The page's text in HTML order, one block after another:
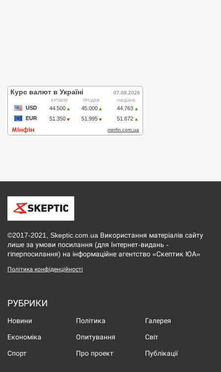
©2017-2021, Skeptic.com.ua Використання матеріалів сайту
лише за умови посилання (для Інтернет-видань -
гіперпосилання) на інформаційне агентство «Скептик ЮА»
Політика конфіденційності
РУБРИКИ
Новини Політика Галерея
Економіка Опитування Світ
Спорт Про проект Публікації